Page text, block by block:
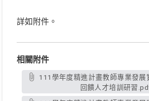
詳如附件。
相關附件
回饋人才培訓研習